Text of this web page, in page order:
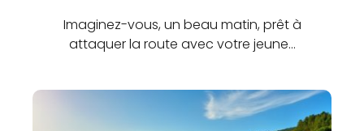
Imaginez-vous, un beau matin, prêt à
attaquer la route avec votre jeune…